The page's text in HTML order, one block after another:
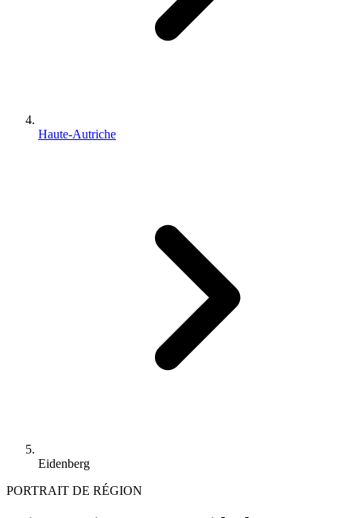
Haute-Autriche
Eidenberg
PORTRAIT DE RÉGION